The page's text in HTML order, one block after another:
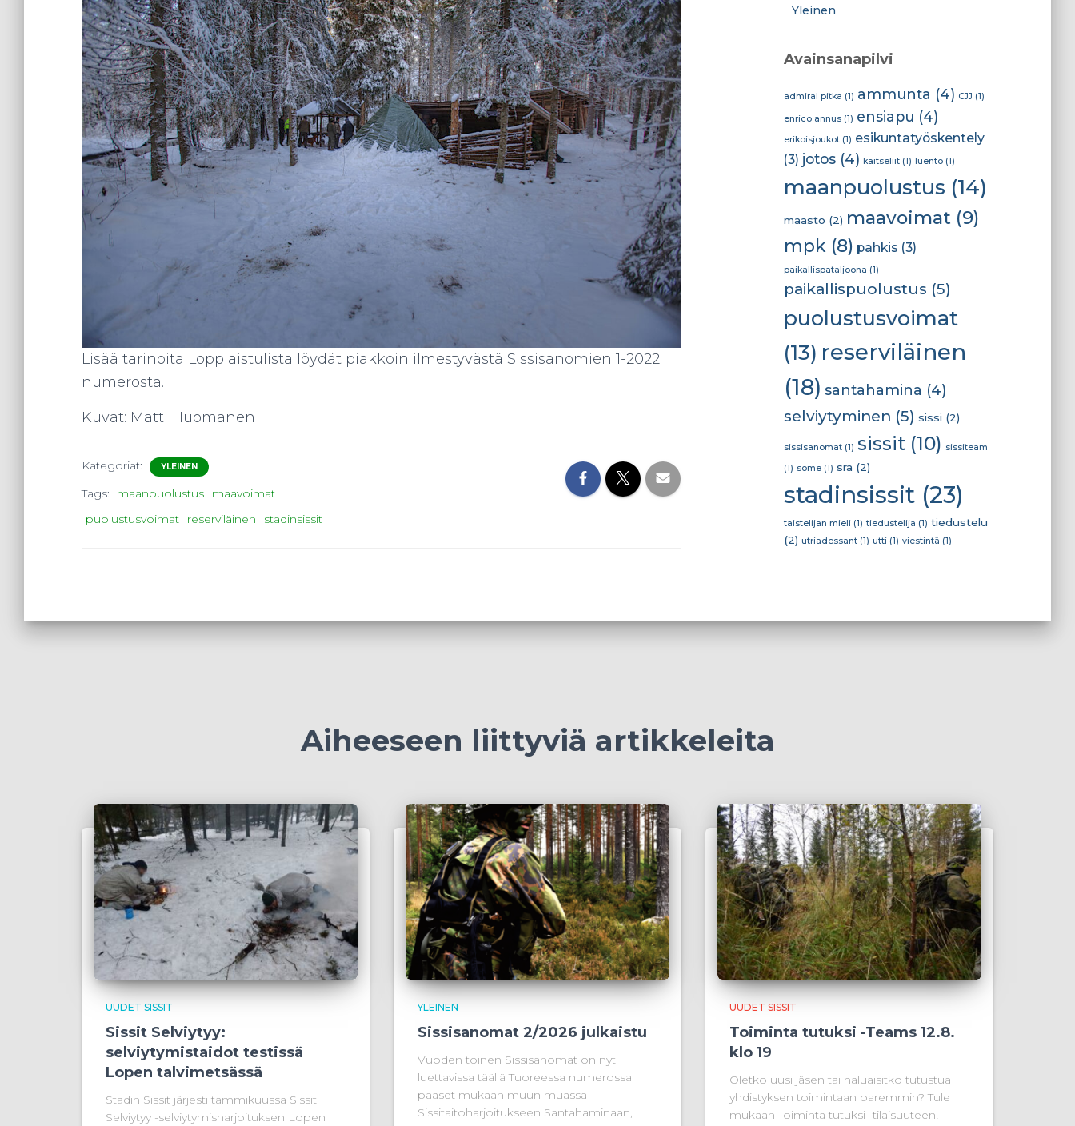
Lisää tarinoita Loppiaistulista löydät piakkoin ilmestyvästä Sissisanomien 1-2022
numerosta.
Kuvat: Matti Huomanen
Kategoriat: YLEINEN
Tags: maanpuolustus
maavoimat
puolustusvoimat
reserviläinen stadinsissit
Yleinen
Avainsanapilvi
admiral pitka (1) ammunta (4) CJJ (1)
enrico annus(1) ensiapu (4)
erikoisjoukot(1) esikuntatyöskentely
(3) jotos(4) kaitseliit(1) luento(1)
maanpuolustus (14)
maasto (2) maavoimat (9)
mpk (8) pahkis (3)
paikallispataljoona (1)
paikallispuolustus (5)
puolustusvoimat
(13) reserviläinen
(18) santahamina (4)
selviytyminen (5) sissi (2)
sissisanomat(1) sissit(10) sissiteam
(1) some(1) sra (2)
stadinsissit(23)
taistelijan mieli(1) tiedustelija (1) tiedustelu
(2) utriadessant(1) utti(1) viestintä (1)
Aiheeseen liittyviä artikkeleita
UUDET SISSIT
Sissit Selviytyy:
selviytymistaidot testissä
Lopen talvimetsässä
Stadin Sissit järjesti tammikuussa Sissit
Selviytyy -selviytymisharjoituksen Lopen
YLEINEN
Sissisanomat 2/2026 julkaistu
Vuoden toinen Sissisanomat on nyt
luettavissa täällä Tuoreessa numerossa
pääset mukaan muun muassa
Sissitaitoharjoitukseen Santahaminaan,
UUDET SISSIT
Toiminta tutuksi -Teams 12.8.
klo 19
Oletko uusi jäsen tai haluaisitko tutustua
yhdistyksen toimintaan paremmin? Tule
mukaan Toiminta tutuksi -tilaisuuteen!